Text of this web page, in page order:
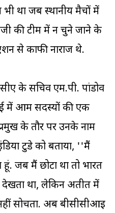
था जब स्थानीय मैचों में
की टीम में न चुने जाने के
से काफी नाराज थे.
के सचिव एम.पी. पांडोव
में आम सदस्यों की एक
के तौर पर उनके नाम
टुडे को बताया, ''मैं
हूं. जब मैं छोटा था तो भारत
देखता था, लेकिन अतीत में
सोचता. अब बीसीसीआइ